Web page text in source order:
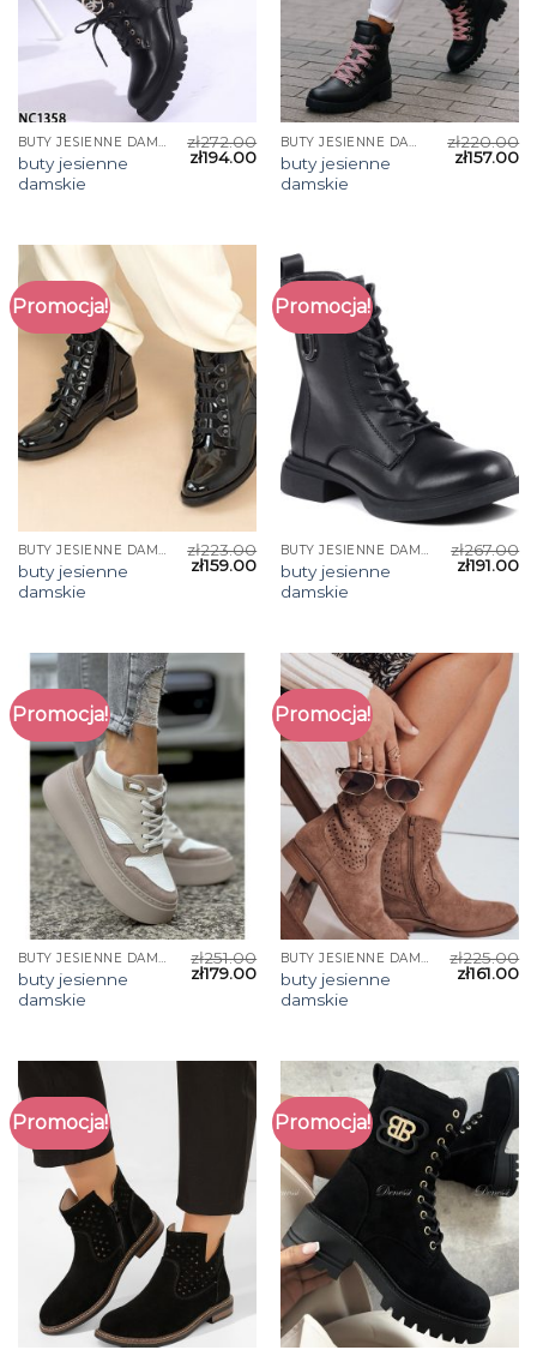
BUTY JESIENNE DAMSKIE
buty jesienne
damskie
zł272.00
zł194.00
BUTY JESIENNE DAMSKIE
buty jesienne
damskie
zł220.00
zł157.00
Promocja!
BUTY JESIENNE DAMSKIE
buty jesienne
damskie
zł223.00
zł159.00
Promocja!
BUTY JESIENNE DAMSKIE
buty jesienne
damskie
zł267.00
zł191.00
Promocja!
BUTY JESIENNE DAMSKIE
buty jesienne
damskie
zł251.00
zł179.00
Promocja!
BUTY JESIENNE DAMSKIE
buty jesienne
damskie
zł225.00
zł161.00
Promocja! Promocja!